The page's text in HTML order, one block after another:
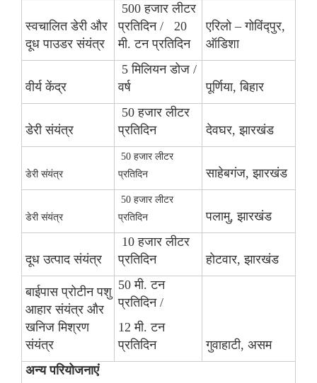
स्वचालित डेरी और
दूध पाउडर संयंत्र
500 हजार लीटर
प्रतिदिन / 20
मी. टन प्रतिदिन
एरिलो – गोविंद्पुर,
ऑडिशा
वीर्य केंद्र
5 मिलियन डोज /
वर्ष
पूर्णिया, बिहार
डेरी संयंत्र
50 हजार लीटर
प्रतिदिन
देवघर, झारखंड
डेरी संयंत्र
50 हजार लीटर
प्रतिदिन
साहेबगंज, झारखंड
डेरी संयंत्र
50 हजार लीटर
प्रतिदिन
पलामु, झारखंड
दूध उत्पाद संयंत्र
10 हजार लीटर
प्रतिदिन
होटवार, झारखंड
बाईपास प्रोटीन पशु
आहार संयंत्र और
खनिज मिश्रण
संयंत्र
50 मी. टन
प्रतिदिन /
12 मी. टन
प्रतिदिन
गुवाहाटी, असम
अन्य परियोजनाएं